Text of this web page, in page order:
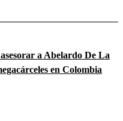
a Abelardo De La
en Colombia